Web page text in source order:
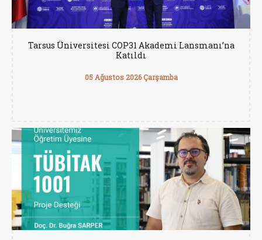
Tarsus Üniversitesi COP31 Akademi Lansmanı’na
Katıldı
05 Ağustos 2026 Çarşamba